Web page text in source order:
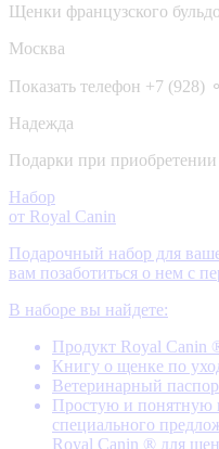
Щенки французского
Москва
Показать телефон +7
Надежда
Подарки при
Набор
от Royal Canin
Подарочный набор для
вам позаботиться о нем с
В наборе вы найдете:
Продукт Royal Canin
Книгу о щенке по
Ветеринарный
Простую и понятную
специального
Royal Canin ® для